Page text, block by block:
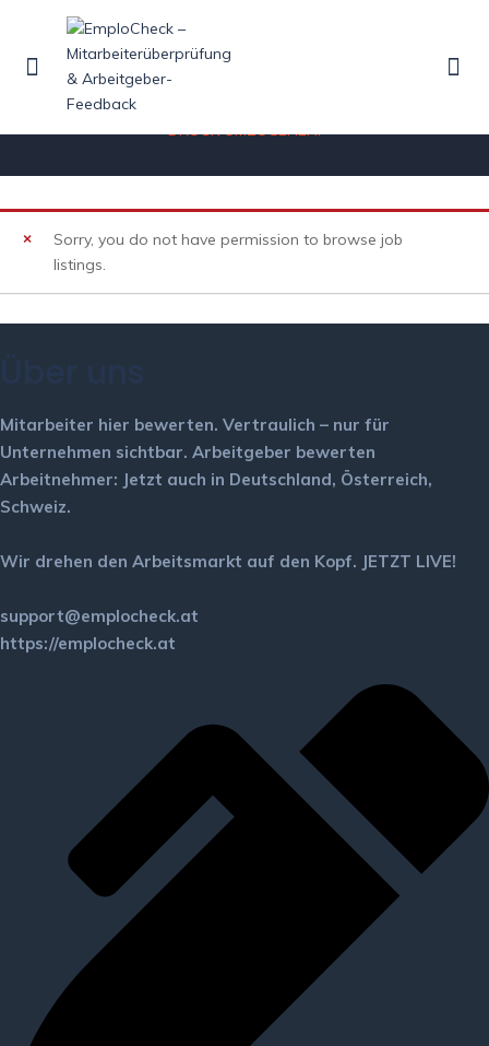
Listings
SCHNELL ÜBERFORDERT ODER NICHT IN DER LAGE, MIT
DRUCK UMZUGEHEN.
Sorry, you do not have permission to browse job
listings.
Mitarbeiter hier bewerten. Vertraulich – nur für
Unternehmen sichtbar. Arbeitgeber bewerten
Arbeitnehmer: Jetzt auch in Deutschland, Österreich,
Schweiz.
Wir drehen den Arbeitsmarkt auf den Kopf. JETZT LIVE!
support@emplocheck.at
https://emplocheck.at